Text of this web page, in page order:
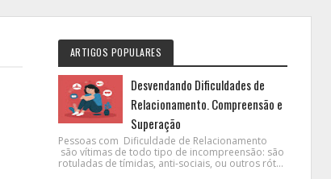
ARTIGOS POPULARES
Desvendando Dificuldades de
Relacionamento. Compreensão e
Superação
Pessoas com Dificuldade de Relacionamento
são vítimas de todo tipo de incompreensão: são
rotuladas de tímidas, anti-sociais, ou outros rót...